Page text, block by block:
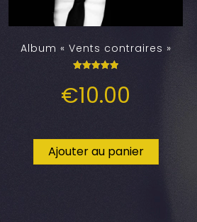
Album « Vents contraires »
5.00
sur 5
€10.00
Ajouter au panier